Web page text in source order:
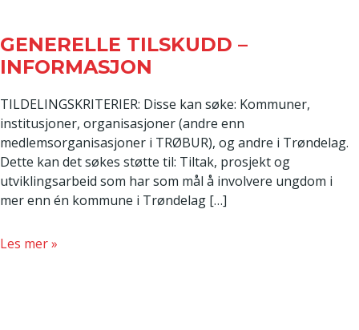
å
sitte
i
styret
TRØBUR?
GENERELLE TILSKUDD –
INFORMASJON
TILDELINGSKRITERIER: Disse kan søke: Kommuner,
institusjoner, organisasjoner (andre enn
medlemsorganisasjoner i TRØBUR), og andre i Trøndelag.
Dette kan det søkes støtte til: Tiltak, prosjekt og
utviklingsarbeid som har som mål å involvere ungdom i
mer enn én kommune i Trøndelag […]
Les mer »